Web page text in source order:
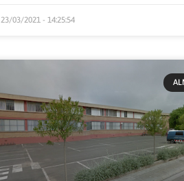
23/03/2021 - 14:25:54